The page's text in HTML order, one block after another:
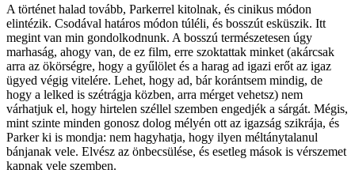
A történet halad tovább, Parkerrel kitolnak, és cinikus módon
elintézik. Csodával határos módon túléli, és bosszút esküszik. Itt
megint van min gondolkodnunk. A bosszú természetesen úgy
marhaság, ahogy van, de ez film, erre szoktattak minket (akárcsak
arra az ökörségre, hogy a gyűlölet és a harag ad igazi erőt az igaz
ügyed végig vitelére. Lehet, hogy ad, bár korántsem mindig, de
hogy a lelked is szétrágja közben, arra mérget vehetsz) nem
várhatjuk el, hogy hirtelen széllel szemben engedjék a sárgát. Mégis,
mint szinte minden gonosz dolog mélyén ott az igazság szikrája, és
Parker ki is mondja: nem hagyhatja, hogy ilyen méltánytalanul
bánjanak vele. Elvész az önbecsülése, és esetleg mások is vérszemet
kapnak vele szemben.